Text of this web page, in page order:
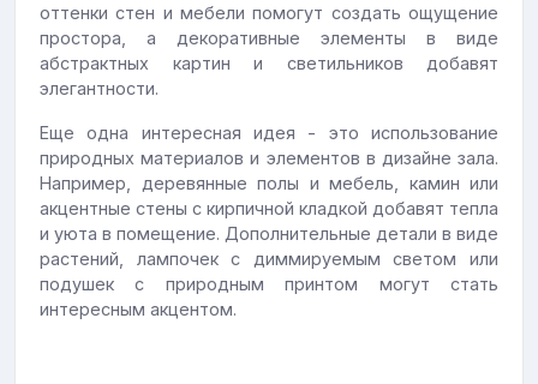
оттенки стен и мебели помогут создать ощущение
простора, а декоративные элементы в виде
абстрактных картин и светильников добавят
элегантности.
Еще одна интересная идея - это использование
природных материалов и элементов в дизайне зала.
Например, деревянные полы и мебель, камин или
акцентные стены с кирпичной кладкой добавят тепла
и уюта в помещение. Дополнительные детали в виде
растений, лампочек с диммируемым светом или
подушек с природным принтом могут стать
интересным акцентом.